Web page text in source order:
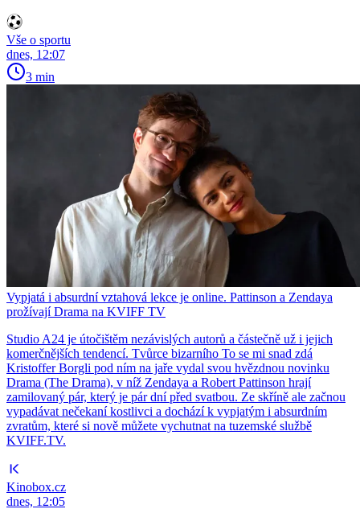
Vše o sportu
dnes, 12:07
3 min
Vypjatá i absurdní vztahová lekce je online. Pattinson a Zendaya
prožívají Drama na KVIFF TV
Studio A24 je útočištěm nezávislých autorů a částečně už i jejich
komerčnějších tendencí. Tvůrce bizarního To se mi snad zdá
Kristoffer Borgli pod ním na jaře vydal svou hvězdnou novinku
Drama (The Drama), v níž Zendaya a Robert Pattinson hrají
zamilovaný pár, který je pár dní před svatbou. Ze skříně ale začnou
vypadávat nečekaní kostlivci a dochází k vypjatým i absurdním
zvratům, které si nově můžete vychutnat na tuzemské službě
KVIFF.TV.
Kinobox.cz
dnes, 12:05